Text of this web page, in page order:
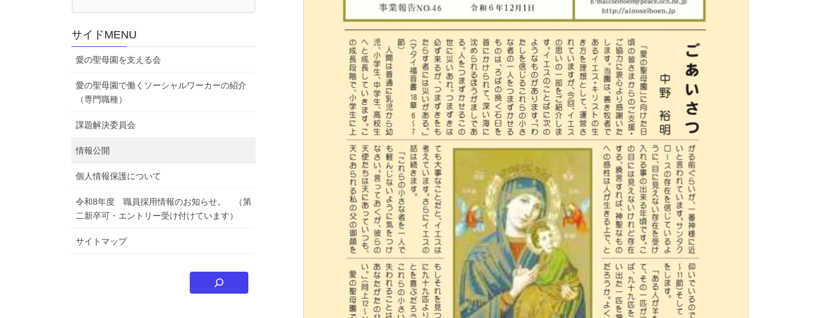
サイドMENU
愛の聖母園を支える会
愛の聖母園で働くソーシャルワーカーの紹介
（専門職種）
課題解決委員会
情報公開
個人情報保護について
令和8年度 職員採用情報のお知らせ。 （第
二新卒可・エントリー受け付けています）
サイトマップ